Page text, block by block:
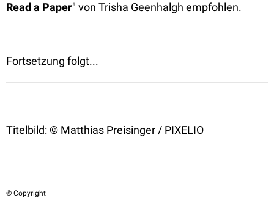
Read a Paper" von Trisha Geenhalgh empfohlen.
Fortsetzung folgt...
Titelbild: © Matthias Preisinger / PIXELIO
© Copyright